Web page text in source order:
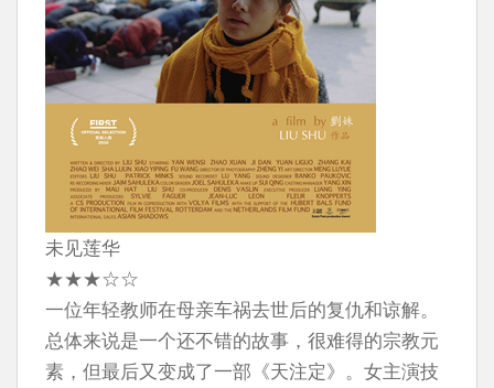
未见莲华
★★★☆☆
一位年轻教师在母亲车祸去世后的复仇和谅解。
总体来说是一个还不错的故事，很难得的宗教元
素，但最后又变成了一部《天注定》。女主演技